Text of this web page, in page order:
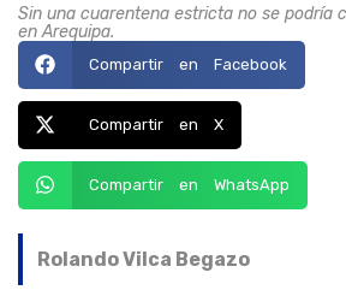
Sin una cuarentena estricta no se podría
en Arequipa.
Compartir en Facebook
Compartir en X
Compartir en WhatsApp
Rolando Vilca Begazo